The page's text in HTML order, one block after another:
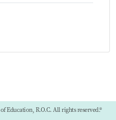
Education, R.O.C. All rights reserved.®